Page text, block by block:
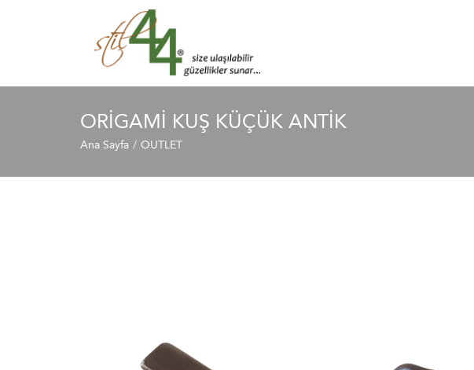
ORİGAMİ KUŞ KÜÇÜK ANTİK
Ana Sayfa OUTLET